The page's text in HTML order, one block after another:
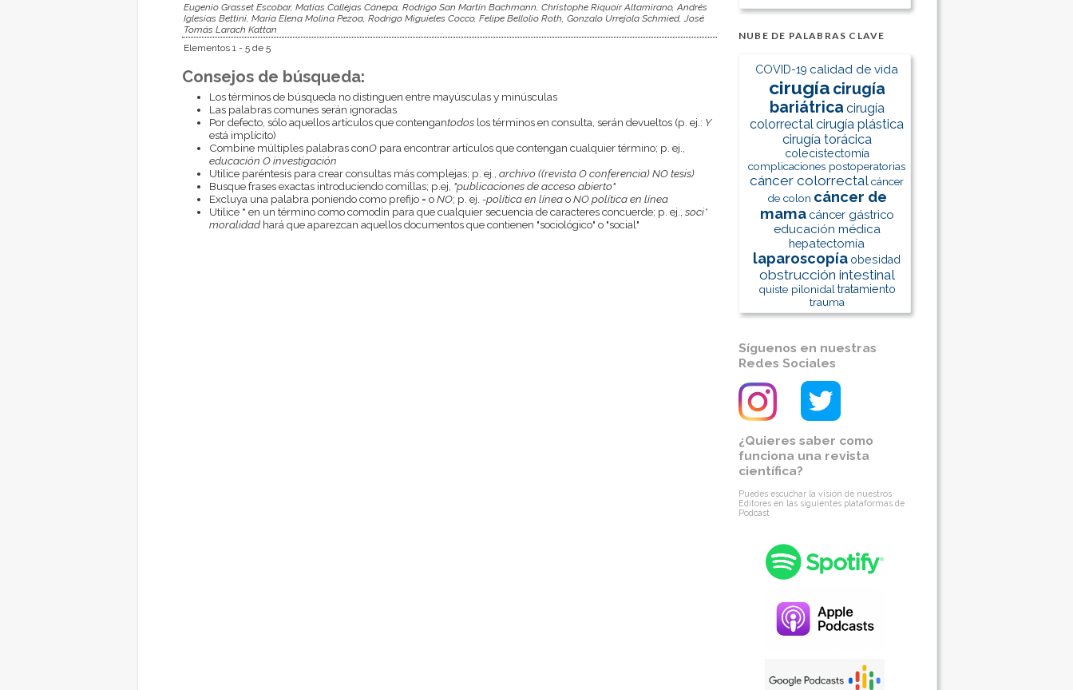
NUBE DE PALABRAS CLAVE
COVID-19 calidad de vida
cirugía cirugía
bariátrica cirugía
colorrectalcirugía plástica
cirugía torácica
colecistectomía
complicaciones postoperatorias
cáncer colorrectalcáncer
de colon cáncer de
mama cáncer gástrico
educación médica
hepatectomía
laparoscopía obesidad
obstrucción intestinal
quiste pilonidal tratamiento
trauma
Síguenos en nuestras
Redes Sociales
¿Quieres saber como
funciona una revista
científica?
Puedes escuchar la visión de nuestros
Editores en las siguientes plataformas de
Podcast
Eugenio Grasset Escobar, Matías Callejas Cánepa, Rodrigo San Martín Bachmann, Christophe Riquoir Altamirano, Andrés
Iglesias Bettini, María Elena Molina Pezoa, Rodrigo Miguieles Cocco, Felipe Bellolio Roth, Gonzalo Urrejola Schmied, José
Tomás Larach Kattan
Elementos 1 - 5 de 5
Consejos de búsqueda:
Los términos de búsqueda no distinguen entre mayúsculas y minúsculas
Las palabras comunes serán ignoradas
Por defecto, sólo aquellos artículos que contengantodoslos términos en consulta, serán devueltos (p. ej.: Y
está implícito)
Combine múltiples palabras conOpara encontrar artículos que contengan cualquier término; p. ej.,
educación O investigación
Utilice paréntesis para crear consultas más complejas; p. ej., archivo ((revista O conferencia) NO tesis)
Busque frases exactas introduciendo comillas; p.ej, "publicaciones de acceso abierto"
Excluya una palabra poniendo como prefijo - oNO; p. ej. -política en líneaoNO política en línea
Utilice * en un término como comodín para que cualquier secuencia de caracteres concuerde; p. ej., soci*
moralidadhará que aparezcan aquellos documentos que contienen "sociológico" o "social"